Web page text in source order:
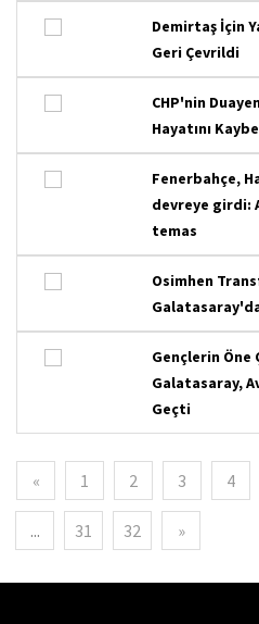
Demirtaş İçin
Geri Çevrildi
CHP'nin
Hayatını
Fenerbahçe,
devreye girdi:
temas
Osimhen
Gençlerin Öne
Galatasaray,
Geçti
« 1 2 3 4
... 31 32 »